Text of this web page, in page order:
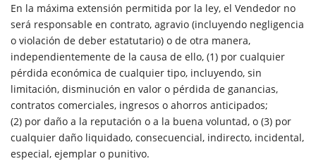
En la máxima extensión permitida por la ley, el Vendedor no
será responsable en contrato, agravio (incluyendo negligencia
o violación de deber estatutario) o de otra manera,
independientemente de la causa de ello, (1) por cualquier
pérdida económica de cualquier tipo, incluyendo, sin
limitación, disminución en valor o pérdida de ganancias,
contratos comerciales, ingresos o ahorros anticipados;
(2) por daño a la reputación o a la buena voluntad, o (3) por
cualquier daño liquidado, consecuencial, indirecto, incidental,
especial, ejemplar o punitivo.